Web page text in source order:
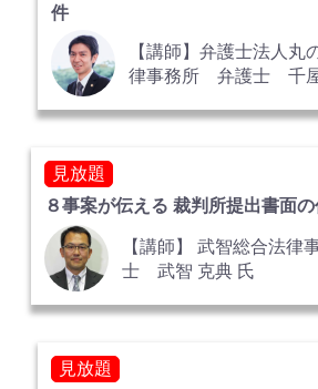
件
【講師】弁護士法人丸
律事務所 弁護士 千
見放題
８事案が伝える 裁判所提出書面
【講師】 武智総合法
士 武智 克典 氏
見放題